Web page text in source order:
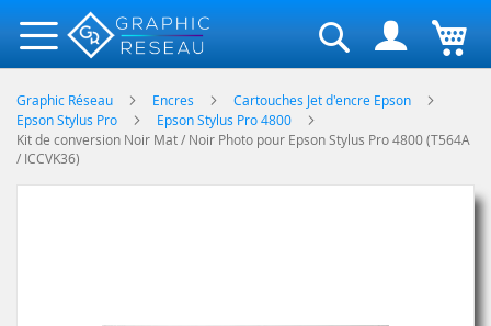
Rechercher
Graphic Réseau Encres
Cartouches Jet d'encre Epson
Epson Stylus Pro
Epson Stylus Pro 4800
Kit de conversion Noir Mat / Noir Photo pour Epson Stylus Pro 4800 (T564A
/ ICCVK36)